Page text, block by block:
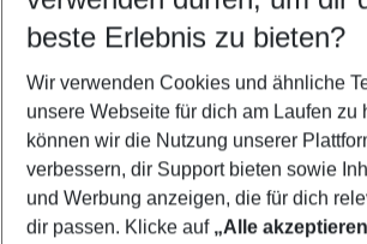
5-8 Nächte
2 Erwachsene Keine Kinder
Mehr Filter anzeigen
beste Erlebnis zu bieten?
Wir verwenden Cookies und ähnliche
unsere Webseite für dich am Laufen zu
können wir die Nutzung unserer
verbessern, dir Support bieten sowie
und Werbung anzeigen, die für dich
dir passen. Klicke auf „Alle